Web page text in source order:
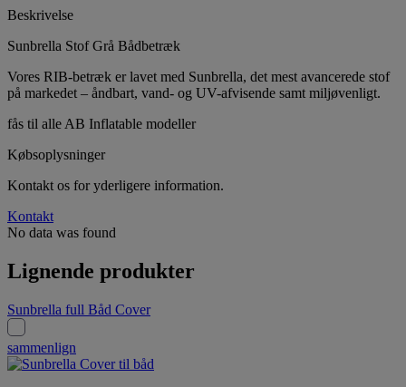
Beskrivelse
Sunbrella Stof Grå Bådbetræk
Vores RIB-betræk er lavet med Sunbrella, det mest avancerede stof
på markedet – åndbart, vand- og UV-afvisende samt miljøvenligt.
fås til alle AB Inflatable modeller
Købsoplysninger
Kontakt os for yderligere information.
Kontakt
No data was found
Lignende produkter
Sunbrella full Båd Cover
sammenlign